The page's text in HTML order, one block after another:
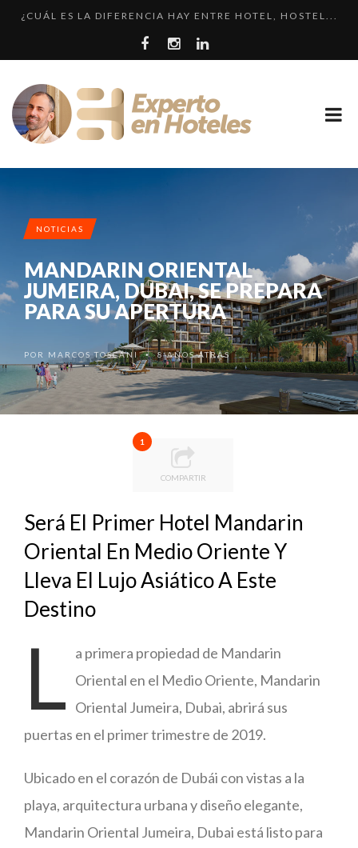
¿CUÁL ES LA DIFERENCIA HAY ENTRE HOTEL, HOSTEL...
CRÍTICA • RENAISSANCE SÃO PAULO: DOS HOTELES E...
EXPERIENCIA • VILLA MAGNA: LUJO Y GASTRONOMÍA ...
LOS 10 HOTELES MÁS CAROS DE PARÍS. LUJO FRANCÉ...
NOTICIAS
MANDARIN ORIENTAL
JUMEIRA, DUBAI, SE PREPARA
PARA SU APERTURA
POR MARCOS TOSCANI •8 AÑOS ATRÁS
1
COMPARTIR
Será El Primer Hotel Mandarin
Oriental En Medio Oriente Y
Lleva El Lujo Asiático A Este
Destino
L a primera propiedad de Mandarin
Oriental en el Medio Oriente, Mandarin
Oriental Jumeira, Dubai, abrirá sus
puertas en el primer trimestre de 2019.
Ubicado en el corazón de Dubái con vistas a la
playa, arquitectura urbana y diseño elegante,
Mandarin Oriental Jumeira, Dubai está listo para